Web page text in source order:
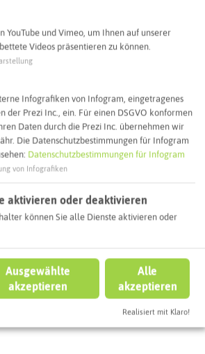
UMGEBUNG
erleben könnt
YouTube und Vimeo, um Ihnen auf unserer
Videos präsentieren zu können.
Infografiken von Infogram, eingetragenes
der Prezi Inc., ein. Für einen DSGVO konformen
Daten durch die Prezi Inc. übernehmen wir
Die Datenschutzbestimmungen für Infogram
Datenschutzbestimmungen für Infogram
von Infografiken
aktivieren oder deaktivieren
können Sie alle Dienste aktivieren oder
Ausgewählte
akzeptieren
Alle
akzeptieren
Realisiert mit Klaro!